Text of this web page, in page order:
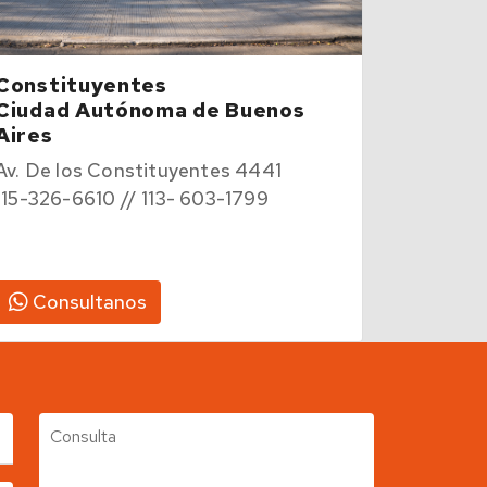
Autónoma de Buenos
De los Constituyentes 4441
326-6610 // 113- 603-1799
Consultanos